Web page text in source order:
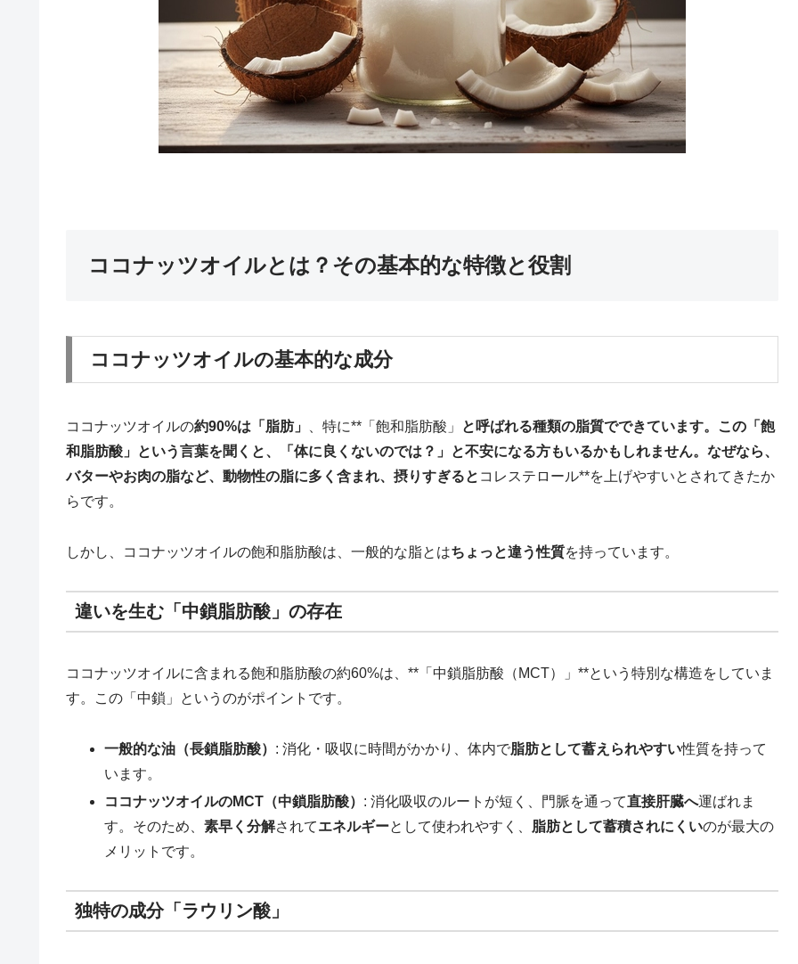
ココナッツオイルとは？その基本的な特徴と役割
ココナッツオイルの基本的な成分
ココナッツオイルの約90%は「脂肪」 、特に**「飽和脂肪酸」
と呼ばれる種類の脂質でできています。この「飽
和脂肪酸」という言葉を聞くと、「体に良くないのでは？」と不安になる方もいるかもしれません。なぜなら、
バターやお肉の脂など、動物性の脂に多く含まれ、摂りすぎると コレステロール**を上げやすいとされてきたか
らです。
しかし、ココナッツオイルの飽和脂肪酸は、一般的な脂とはちょっと違う性質を持っています。
違いを生む「中鎖脂肪酸」の存在
ココナッツオイルに含まれる飽和脂肪酸の約60%は、**「中鎖脂肪酸（MCT）」**という特別な構造をしていま
す。この「中鎖」というのがポイントです。
一般的な油（長鎖脂肪酸） : 消化・吸収に時間がかかり、体内で脂肪として蓄えられやすい性質を持って
います。
ココナッツオイルのMCT（中鎖脂肪酸） : 消化吸収のルートが短く、門脈を通って直接肝臓へ運ばれま
す。そのため、素早く分解されてエネルギーとして使われやすく、 脂肪として蓄積されにくいのが最大の
メリットです。
独特の成分「ラウリン酸」